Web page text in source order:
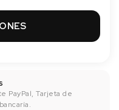
PayPal, Tarjeta de